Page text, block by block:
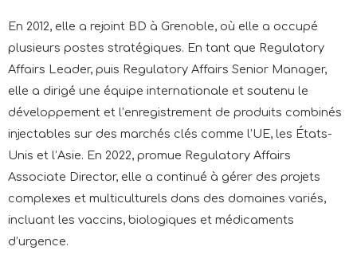
En 2012, elle a rejoint BD à Grenoble, où elle a occupé
plusieurs postes stratégiques. En tant que Regulatory
Affairs Leader, puis Regulatory Affairs Senior Manager,
elle a dirigé une équipe internationale et soutenu le
développement et l’enregistrement de produits combinés
injectables sur des marchés clés comme l’UE, les États-
Unis et l’Asie. En 2022, promue Regulatory Affairs
Associate Director, elle a continué à gérer des projets
complexes et multiculturels dans des domaines variés,
incluant les vaccins, biologiques et médicaments
d’urgence.